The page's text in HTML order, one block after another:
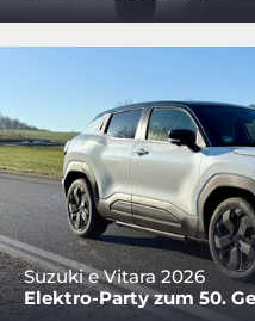
Suzuki e Vitara 2026
Elektro-Party zum 50.